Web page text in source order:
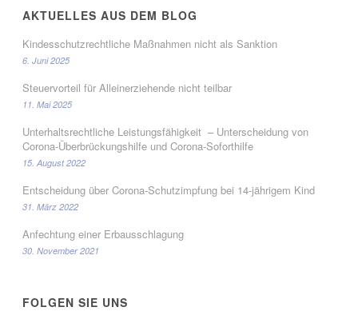
AKTUELLES AUS DEM BLOG
Kindesschutzrechtliche Maßnahmen nicht als Sanktion
6. Juni 2025
Steuervorteil für Alleinerziehende nicht teilbar
11. Mai 2025
Unterhaltsrechtliche Leistungsfähigkeit – Unterscheidung von
Corona-Überbrückungshilfe und Corona-Soforthilfe
15. August 2022
Entscheidung über Corona-Schutzimpfung bei 14-jährigem Kind
31. März 2022
Anfechtung einer Erbausschlagung
30. November 2021
FOLGEN SIE UNS